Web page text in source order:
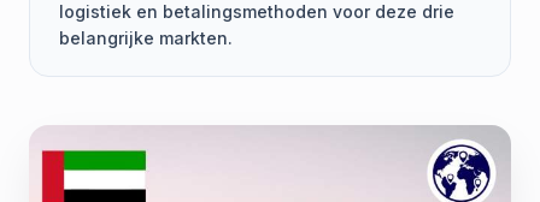
logistiek en betalingsmethoden voor deze drie
belangrijke markten.